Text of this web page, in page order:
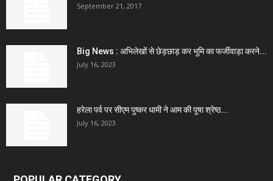
September 21, 2017
Big News : अभिलेखों से छेड़छाड़ कर भूमि का फर्जीवाड़ा करने...
July 16, 2023
हरेला पर्व पर सीएम पुष्कर धामी ने आम की पूषा श्रेष्ठ...
July 16, 2023